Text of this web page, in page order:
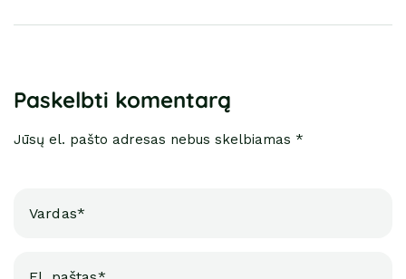
Paskelbti komentarą
Jūsų el. pašto adresas nebus skelbiamas *